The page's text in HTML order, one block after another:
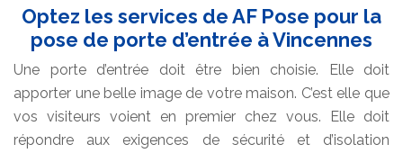
Optez les services de AF Pose pour la
pose de porte d’entrée à Vincennes
Une porte d’entrée doit être bien choisie. Elle doit
apporter une belle image de votre maison. C’est elle que
vos visiteurs voient en premier chez vous. Elle doit
répondre aux exigences de sécurité et d’isolation